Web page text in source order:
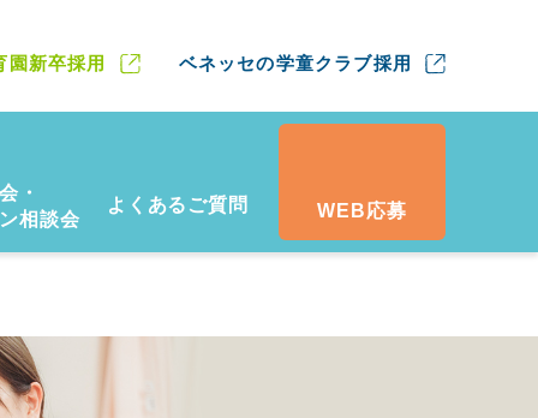
園新卒採用 ベネッセの学童クラブ採用
・
相談会
よくあるご質問 WEB応募